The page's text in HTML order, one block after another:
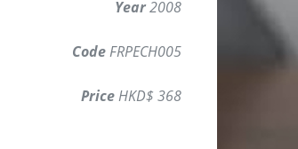
Year2008
CodeFRPECH005
PriceHKD$ 368